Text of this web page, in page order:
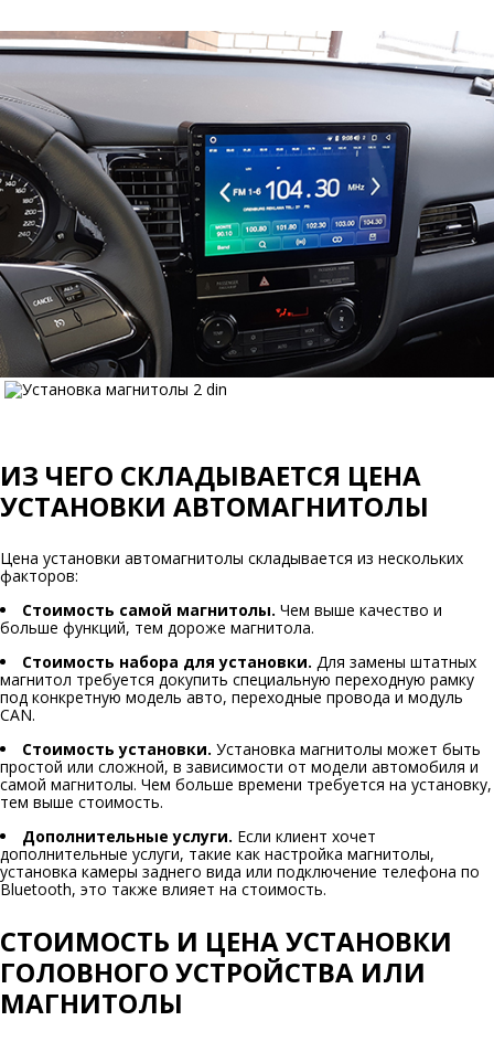
ИЗ ЧЕГО СКЛАДЫВАЕТСЯ ЦЕНА
УСТАНОВКИ АВТОМАГНИТОЛЫ
Цена установки автомагнитолы складывается из нескольких
факторов:
Стоимость самой магнитолы. Чем выше качество и
больше функций, тем дороже магнитола.
Стоимость набора для установки. Для замены штатных
магнитол требуется докупить специальную переходную рамку
под конкретную модель авто, переходные провода и модуль
CAN.
Стоимость установки. Установка магнитолы может быть
простой или сложной, в зависимости от модели автомобиля и
самой магнитолы. Чем больше времени требуется на установку,
тем выше стоимость.
Дополнительные услуги. Если клиент хочет
дополнительные услуги, такие как настройка магнитолы,
установка камеры заднего вида или подключение телефона по
Bluetooth, это также влияет на стоимость.
СТОИМОСТЬ И ЦЕНА УСТАНОВКИ
ГОЛОВНОГО УСТРОЙСТВА ИЛИ
МАГНИТОЛЫ